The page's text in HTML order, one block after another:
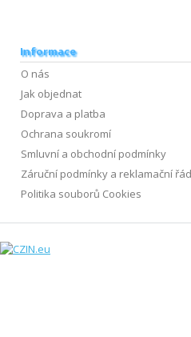
Informace
O nás
Jak objednat
Doprava a platba
Ochrana soukromí
Smluvní a obchodní podmínky
Záruční podmínky a reklamační řád
Politika souborů Cookies